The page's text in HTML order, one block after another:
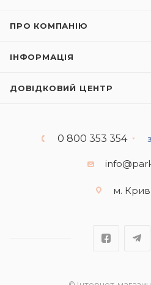
ПРО КОМПАНІЮ
ІНФОРМАЦІЯ
ДОВІДКОВИЙ ЦЕНТР
0 800 353 354
м.